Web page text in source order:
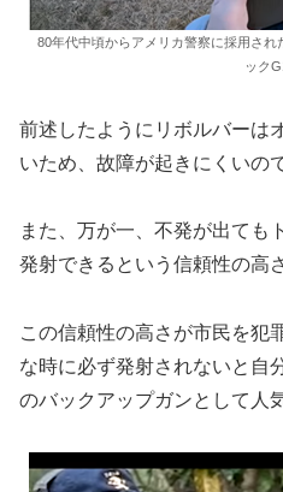
80年代中頃からアメリカ警察に採用さ
ック
前述したようにリボルバーは
いため、故障が起きにくいの
また、万が一、不発が出ても
発射できるという信頼性の高
この信頼性の高さが市民を犯
な時に必ず発射されないと自
のバックアップガンとして人